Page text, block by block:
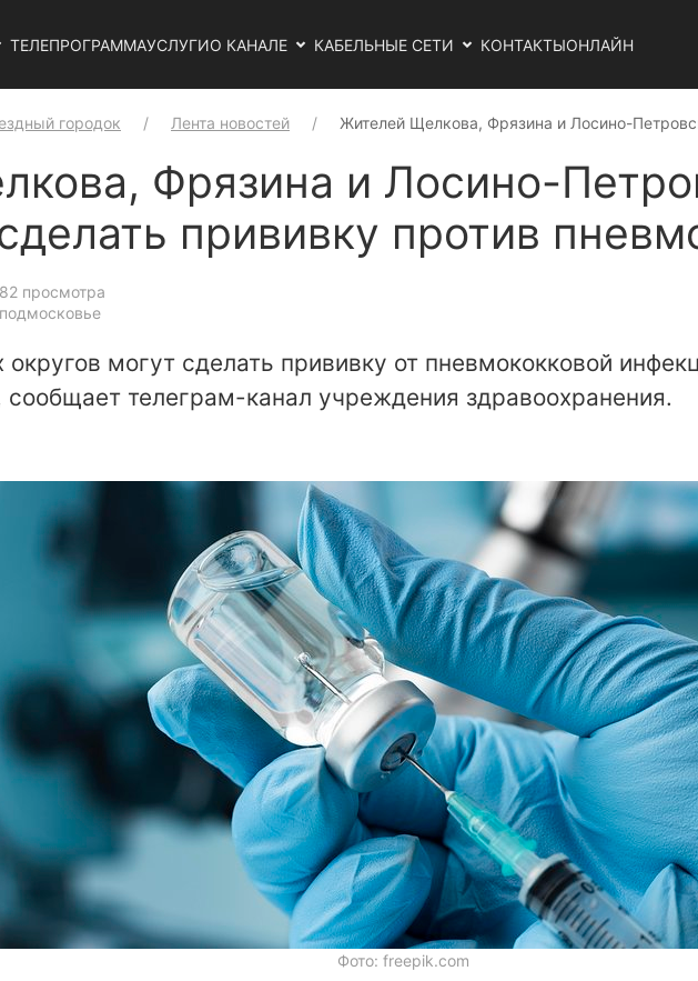
ТЕЛЕПРОГРАММАУСЛУГИО КАНАЛЕ КАБЕЛЬНЫЕ СЕТИ КОНТАКТЫОНЛАЙН
городок Лента новостей Жителей Щелкова, Фрязина и Лосино-
Фрязина и Лосино-
прививку против
просмотра
могут сделать прививку от пневмококковой
телеграм-канал учреждения здравоохранения.
Фото: freepik.com